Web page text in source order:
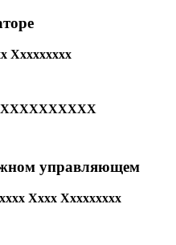
Xxxxxxxxx
управляющем
Xxxx Xxxxxxxxx